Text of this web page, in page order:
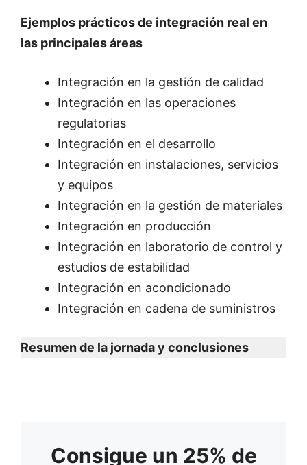
Ejemplos prácticos de integración real en
las principales áreas
Integración en la gestión de calidad
Integración en las operaciones
regulatorias
Integración en el desarrollo
Integración en instalaciones, servicios
y equipos
Integración en la gestión de materiales
Integración en producción
Integración en laboratorio de control y
estudios de estabilidad
Integración en acondicionado
Integración en cadena de suministros
Resumen de la jornada y conclusiones
Consigue un 25% de